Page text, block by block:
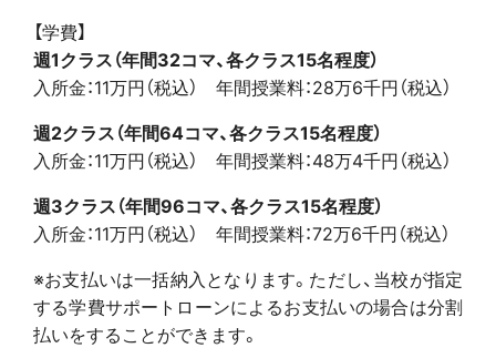
【学費】
週1クラス（年間32コマ、各クラス15名程度）
入所金：11万円（税込） 年間授業料：28万6千円（税込）
週2クラス（年間64コマ、各クラス15名程度）
入所金：11万円（税込） 年間授業料：48万4千円（税込）
週3クラス（年間96コマ、各クラス15名程度）
入所金：11万円（税込） 年間授業料：72万6千円（税込）
※お支払いは一括納入となります。ただし、当校が指定
する学費サポートローンによるお支払いの場合は分割
払いをすることができます。